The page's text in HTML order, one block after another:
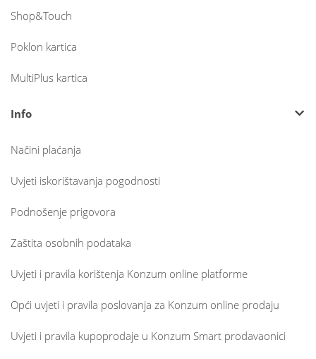
Shop&Touch
Poklon kartica
MultiPlus kartica
Info
Načini plaćanja
Uvjeti iskorištavanja pogodnosti
Podnošenje prigovora
Zaštita osobnih podataka
Uvjeti i pravila korištenja Konzum online platforme
Opći uvjeti i pravila poslovanja za Konzum online prodaju
Uvjeti i pravila kupoprodaje u Konzum Smart prodavaonici